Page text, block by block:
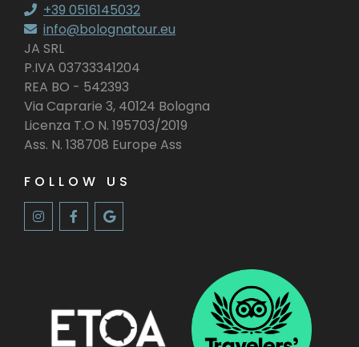
+39 0516145032
info@bolognatour.eu
JA SRL
P.IVA 03733341204
REA BO - 542393
Via Caprarie 3, 40124 Bologna
Licenza T.O N. 195703/2019
Ass. N. 138708 Europe Ass
FOLLOW US